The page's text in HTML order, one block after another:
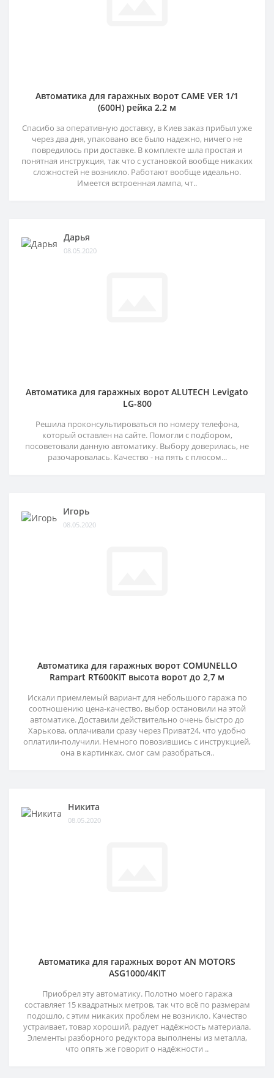
Автоматика для гаражных ворот CAME VER 1/1
(600H) рейка 2.2 м
Спасибо за оперативную доставку, в Киев заказ прибыл уже
через два дня, упаковано все было надежно, ничего не
повредилось при доставке. В комплекте шла простая и
понятная инструкция, так что с установкой вообще никаких
сложностей не возникло. Работают вообще идеально.
Имеется встроенная лампа, чт..
Дарья
08.05.2020
Автоматика для гаражных ворот ALUTECH Levigato
LG-800
Решила проконсультироваться по номеру телефона,
который оставлен на сайте. Помогли с подбором,
посоветовали данную автоматику. Выбору доверилась, не
разочаровалась. Качество - на пять с плюсом...
Игорь
08.05.2020
Автоматика для гаражных ворот COMUNELLO
Rampart RT600KIT высота ворот до 2,7 м
Искали приемлемый вариант для небольшого гаража по
соотношению цена-качество, выбор остановили на этой
автоматике. Доставили действительно очень быстро до
Харькова, оплачивали сразу через Приват24, что удобно
оплатили-получили. Немного повозившись с инструкцией,
она в картинках, смог сам разобраться..
Никита
08.05.2020
Автоматика для гаражных ворот AN MOTORS
ASG1000/4KIT
Приобрел эту автоматику. Полотно моего гаража
составляет 15 квадратных метров, так что всё по размерам
подошло, с этим никаких проблем не возникло. Качество
устраивает, товар хороший, радует надёжность материала.
Элементы разборного редуктора выполнены из металла,
что опять же говорит о надёжности ..